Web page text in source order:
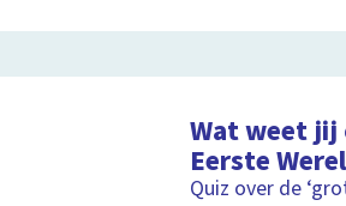
Wat weet jij
Eerste
Quiz over de